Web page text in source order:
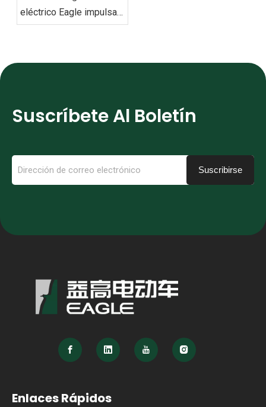
eléctrico Eagle impulsa
la flota personalizada de
Suscríbete Al Boletín
Suscribirse
Enlaces Rápidos